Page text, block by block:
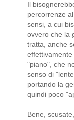
Il
percorrenze
sensi, a cui
ovvero che la
tratta, anche
"piano", che
senso di
portando la
quindi poco
Bene,